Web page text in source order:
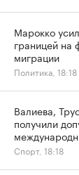
Марокко
границей на
миграции
Политика, 18:18
Валиева,
получили
Спорт, 18:18